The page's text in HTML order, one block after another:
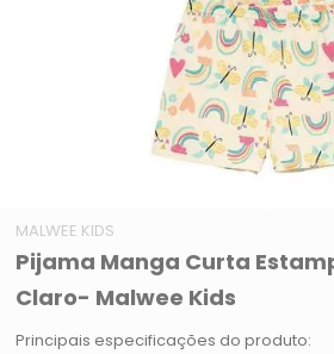
MALWEE KIDS
Pijama Manga Curta
Claro- Malwee Kids
Principais especificações do produto: